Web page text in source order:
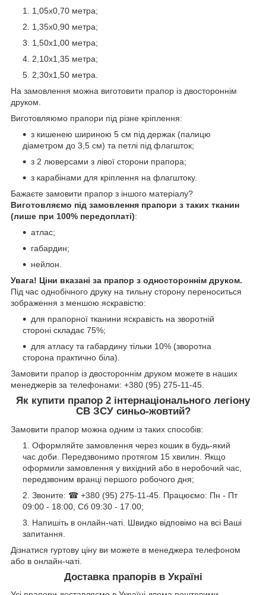
1,05х0,70 метра;
1,35х0,90 метра;
1,50х1,00 метра;
2,10х1,35 метра;
2,30х1,50 метра.
На замовлення можна виготовити прапор із двостороннім
друком.
Виготовляюмо прапори під різне кріплення:
з кишенею шириною 5 см під держак (палицю
діаметром до 3,5 см) та петлі під флагшток;
з 2 люверсами з лівої сторони прапора;
з карабінами для кріплення на флагштоку.
Бажаєте замовити прапор з іншого матеріалу?
Виготовляємо під замовлення прапори з таких тканин
(лише при 100% передоплаті):
атлас;
габардин;
нейлон.
Увага! Ціни вказані за прапор з одностороннім друком.
Під час однобічного друку на тильну сторону переноситься
зображення з меншою яскравістю:
для прапорної тканини яскравість на зворотній
стороні складає 75%;
для атласу та габардину тільки 10% (зворотна
сторона практично біла).
Замовити прапор із двостороннім друком можете в наших
менеджерів за телефонами: +380 (95) 275-11-45.
Як купити прапор 2 інтернаціонального легіону
СВ ЗСУ синьо-жовтий?
Замовити прапор можна одним із таких способів:
Оформляйте замовлення через кошик в будь-який
час доби. Передзвонимо протягом 15 хвилин. Якщо
оформили замовлення у вихідний або в неробочий час,
передзвоним вранці першого робочого дня;
Звоните: ☎ +380 (95) 275-11-45. Працюємо: Пн - Пт
09:00 - 18:00, Сб 09:30 - 17.00;
Напишіть в онлайн-чаті. Швидко відповімо на всі Ваші
запитання.
Дізнатися гуртову ціну ви можете в менеджера телефоном
або в онлайн-чаті.
Доставка прапорів в Україні